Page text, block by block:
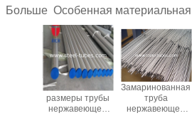
Больше Особенная
Различные
размеры трубы
нержавеющей
Замаринованная
труба
нержавеющей